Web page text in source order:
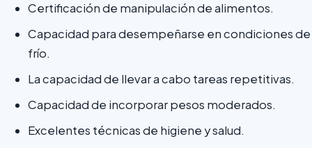
Certificación de manipulación de alimentos.
Capacidad para desempeñarse en condiciones de
frío.
La capacidad de llevar a cabo tareas repetitivas.
Capacidad de incorporar pesos moderados.
Excelentes técnicas de higiene y salud.